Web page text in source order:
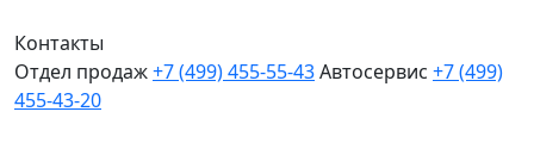
Контакты
Отдел продаж+7 (499) 455-55-43Автосервис +7 (499)
455-43-20